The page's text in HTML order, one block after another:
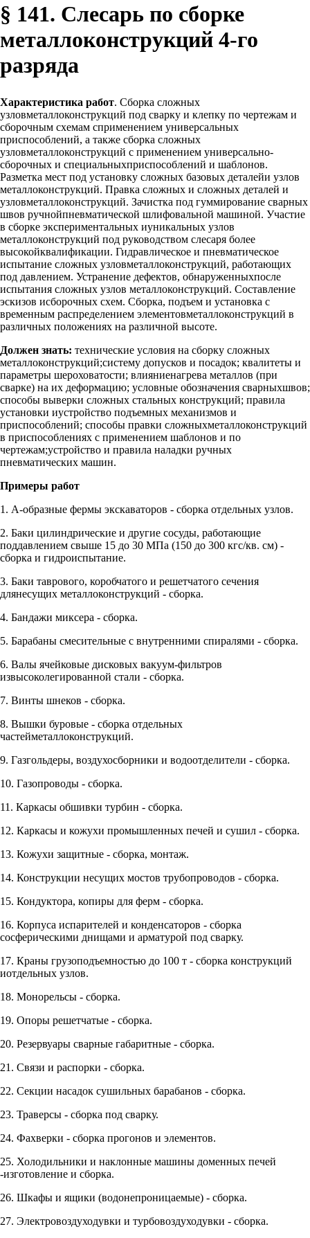
§ 141. Слесарь по сборке
металлоконструкций 4-го
разряда
Характеристика работ. Сборка сложных
узловметаллоконструкций под сварку и клепку по чертежам и
сборочным схемам сприменением универсальных
приспособлений, а также сборка сложных
узловметаллоконструкций с применением универсально-
сборочных и специальныхприспособлений и шаблонов.
Разметка мест под установку сложных базовых деталейи узлов
металлоконструкций. Правка сложных и сложных деталей и
узловметаллоконструкций. Зачистка под гуммирование сварных
швов ручнойпневматической шлифовальной машиной. Участие
в сборке экспериментальных иуникальных узлов
металлоконструкций под руководством слесаря более
высокойквалификации. Гидравлическое и пневматическое
испытание сложных узловметаллоконструкций, работающих
под давлением. Устранение дефектов, обнаруженныхпосле
испытания сложных узлов металлоконструкций. Составление
эскизов исборочных схем. Сборка, подъем и установка с
временным распределением элементовметаллоконструкций в
различных положениях на различной высоте.
Должен знать: технические условия на сборку сложных
металлоконструкций;систему допусков и посадок; квалитеты и
параметры шероховатости; влияниенагрева металлов (при
сварке) на их деформацию; условные обозначения сварныхшвов;
способы выверки сложных стальных конструкций; правила
установки иустройство подъемных механизмов и
приспособлений; способы правки сложныхметаллоконструкций
в приспособлениях с применением шаблонов и по
чертежам;устройство и правила наладки ручных
пневматических машин.
Примеры работ
1. А-образные фермы экскаваторов - сборка отдельных узлов.
2. Баки цилиндрические и другие сосуды, работающие
поддавлением свыше 15 до 30 МПа (150 до 300 кгс/кв. см) -
сборка и гидроиспытание.
3. Баки таврового, коробчатого и решетчатого сечения
длянесущих металлоконструкций - сборка.
4. Бандажи миксера - сборка.
5. Барабаны смесительные с внутренними спиралями - сборка.
6. Валы ячейковые дисковых вакуум-фильтров
извысоколегированной стали - сборка.
7. Винты шнеков - сборка.
8. Вышки буровые - сборка отдельных
частейметаллоконструкций.
9. Газгольдеры, воздухосборники и водоотделители - сборка.
10. Газопроводы - сборка.
11. Каркасы обшивки турбин - сборка.
12. Каркасы и кожухи промышленных печей и сушил - сборка.
13. Кожухи защитные - сборка, монтаж.
14. Конструкции несущих мостов трубопроводов - сборка.
15. Кондуктора, копиры для ферм - сборка.
16. Корпуса испарителей и конденсаторов - сборка
сосферическими днищами и арматурой под сварку.
17. Краны грузоподъемностью до 100 т - сборка конструкций
иотдельных узлов.
18. Монорельсы - сборка.
19. Опоры решетчатые - сборка.
20. Резервуары сварные габаритные - сборка.
21. Связи и распорки - сборка.
22. Секции насадок сушильных барабанов - сборка.
23. Траверсы - сборка под сварку.
24. Фахверки - сборка прогонов и элементов.
25. Холодильники и наклонные машины доменных печей
-изготовление и сборка.
26. Шкафы и ящики (водонепроницаемые) - сборка.
27. Электровоздуходувки и турбовоздуходувки - сборка.